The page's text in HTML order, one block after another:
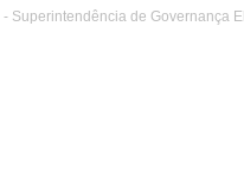
Superintendência de Governança